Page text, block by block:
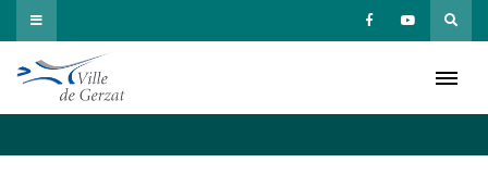
Passer
au
contenu